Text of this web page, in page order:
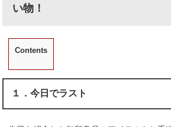
い物！
Contents
１．今日でラスト